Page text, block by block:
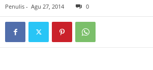
Penulis - Agu 27, 2014 0